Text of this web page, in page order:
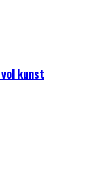
vol kunst